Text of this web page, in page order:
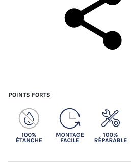
POINTS FORTS